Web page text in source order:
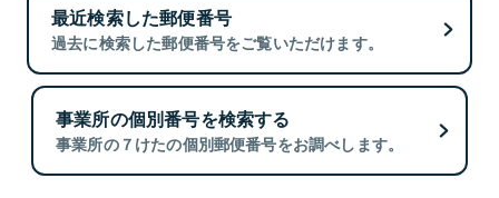
最近検索した郵便番号
過去に検索した郵便番号をご覧いただけます。
事業所の個別番号を検索する
事業所の７けたの個別郵便番号をお調べします。